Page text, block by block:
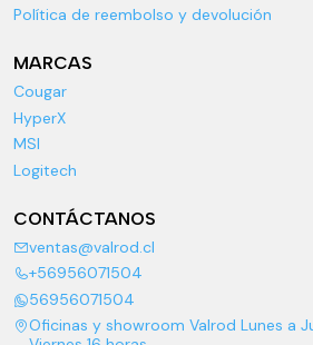
Política de reembolso y devolución
MARCAS
Cougar
HyperX
MSI
Logitech
CONTÁCTANOS
ventas@valrod.cl
+56956071504
56956071504
Oficinas y showroom Valrod Lunes a